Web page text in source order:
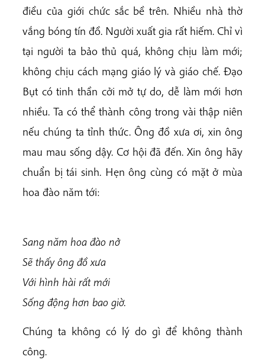
điều của giới chức sắc bề trên. Nhiều nhà thờ
vắng bóng tín đồ. Người xuất gia rất hiếm. Chỉ vì
tại người ta bảo thủ quá, không chịu làm mới;
không chịu cách mạng giáo lý và giáo chế. Đạo
Bụt có tinh thần cởi mở tự do, dễ làm mới hơn
nhiều. Ta có thể thành công trong vài thập niên
nếu chúng ta tỉnh thức. Ông đồ xưa ơi, xin ông
mau mau sống dậy. Cơ hội đã đến. Xin ông hãy
chuẩn bị tái sinh. Hẹn ông cùng có mặt ở mùa
hoa đào năm tới:
Sang năm hoa đào nở
Sẽ thấy ông đồ xưa
Với hình hài rất mới
Sống động hơn bao giờ.
Chúng ta không có lý do gì để không thành
công.